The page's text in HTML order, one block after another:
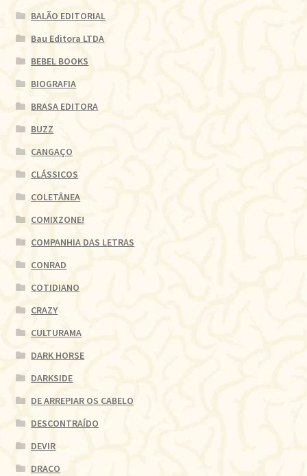
BALÃO EDITORIAL
Bau Editora LTDA
BEBEL BOOKS
BIOGRAFIA
BRASA EDITORA
BUZZ
CANGAÇO
CLÁSSICOS
COLETÂNEA
COMIXZONE!
COMPANHIA DAS LETRAS
CONRAD
COTIDIANO
CRAZY
CULTURAMA
DARK HORSE
DARKSIDE
DE ARREPIAR OS CABELO
DESCONTRAÍDO
DEVIR
DRACO